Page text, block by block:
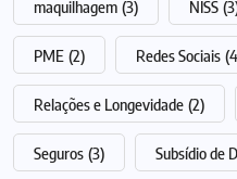
maquilhagem (3) NISS
PME (2) Redes Sociais
Relações e Longevidade (2)
Seguros (3) Subsídio de